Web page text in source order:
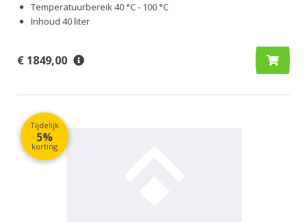
Temperatuurbereik 40 °C - 100 °C
Inhoud 40 liter
€ 1849,00
Tijdelijk
5%
korting